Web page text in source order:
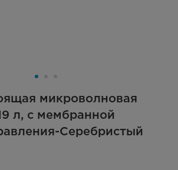
микроволновая
л, с мембранной
Серебристый